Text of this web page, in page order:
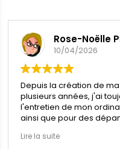
Rose-Noëlle
10/04/2026
Depuis la création de
plusieurs années, j'ai
l'entretien de mon
ainsi que pour des
on ne sait pas trop
Lire la suite